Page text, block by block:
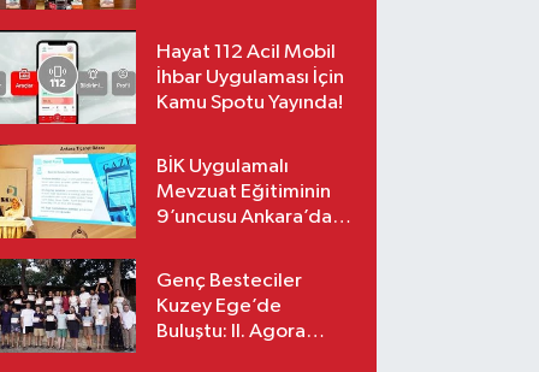
Hayat 112 Acil Mobil
İhbar Uygulaması İçin
Kamu Spotu Yayında!
BİK Uygulamalı
Mevzuat Eğitiminin
9’uncusu Ankara’da
Genç Besteciler
Kuzey Ege’de
Buluştu: II. Agora